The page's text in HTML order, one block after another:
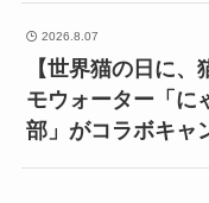
2026.8.07
【世界猫の日に
モウォーター「に
部」がコラボキャ